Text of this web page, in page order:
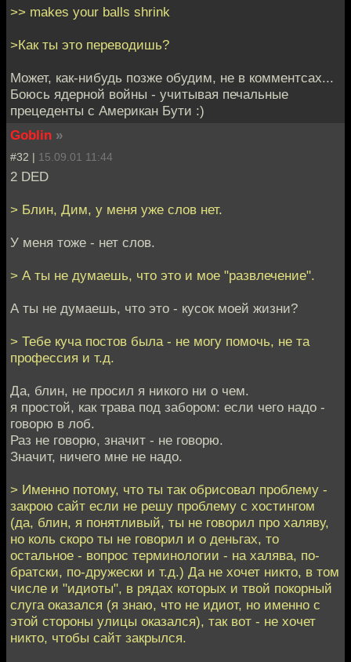
>> makes your balls shrink
>Как ты это переводишь?
Может, как-нибудь позже обудим, не в комментсах...
Боюсь ядерной войны - учитывая печальные
прецеденты с Американ Бути :)
Goblin »
#32 | 15.09.01 11:44
2 DED
> Блин, Дим, у меня уже слов нет.
У меня тоже - нет слов.
> А ты не думаешь, что это и мое "развлечение".
А ты не думаешь, что это - кусок моей жизни?
> Тебе куча постов была - не могу помочь, не та
профессия и т.д.
Да, блин, не просил я никого ни о чем.
я простой, как трава под забором: если чего надо -
говорю в лоб.
Раз не говорю, значит - не говорю.
Значит, ничего мне не надо.
> Именно потому, что ты так обрисовал проблему -
закрою сайт если не решу проблему с хостингом
(да, блин, я понятливый, ты не говорил про халяву,
но коль скоро ты не говорил и о деньгах, то
остальное - вопрос терминологии - на халява, по-
братски, по-дружески и т.д.) Да не хочет никто, в том
числе и "идиоты", в рядах которых и твой покорный
слуга оказался (я знаю, что не идиот, но именно с
этой стороны улицы оказался), так вот - не хочет
никто, чтобы сайт закрылся.